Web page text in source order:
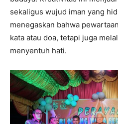
sekaligus wujud iman yang
menegaskan bahwa
kata atau doa, tetapi juga
menyentuh hati.